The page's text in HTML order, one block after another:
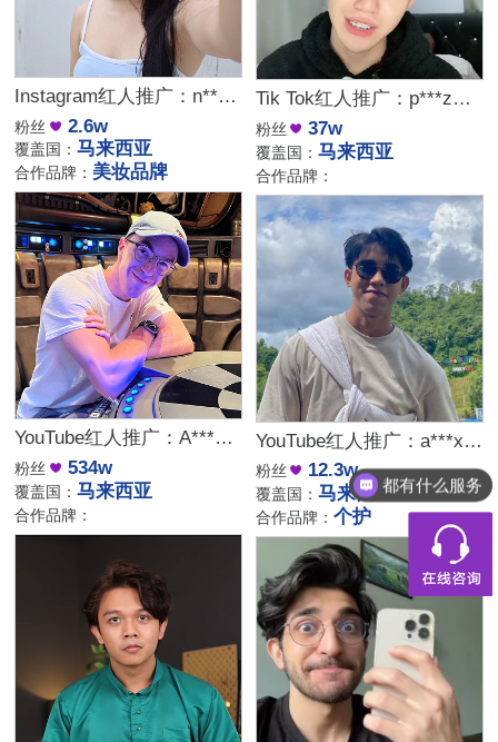
Instagram红人推广：n***e｜马来西亚 时尚娱乐
粉丝 2.6w
覆盖国：马来西亚
合作品牌： 美妆品牌
Tik Tok红人推广：p***z｜马来西亚 科技
粉丝 37w
覆盖国：马来西亚
合作品牌：
YouTube红人推广：A***s｜马来西亚 科技生活类
粉丝 534w
覆盖国：马来西亚
合作品牌：
YouTube红人推广：a***x｜ 马来西亚 生活娱乐
粉丝 12.3w
覆盖国：马来西亚
合作品牌：个护
都有什么服务